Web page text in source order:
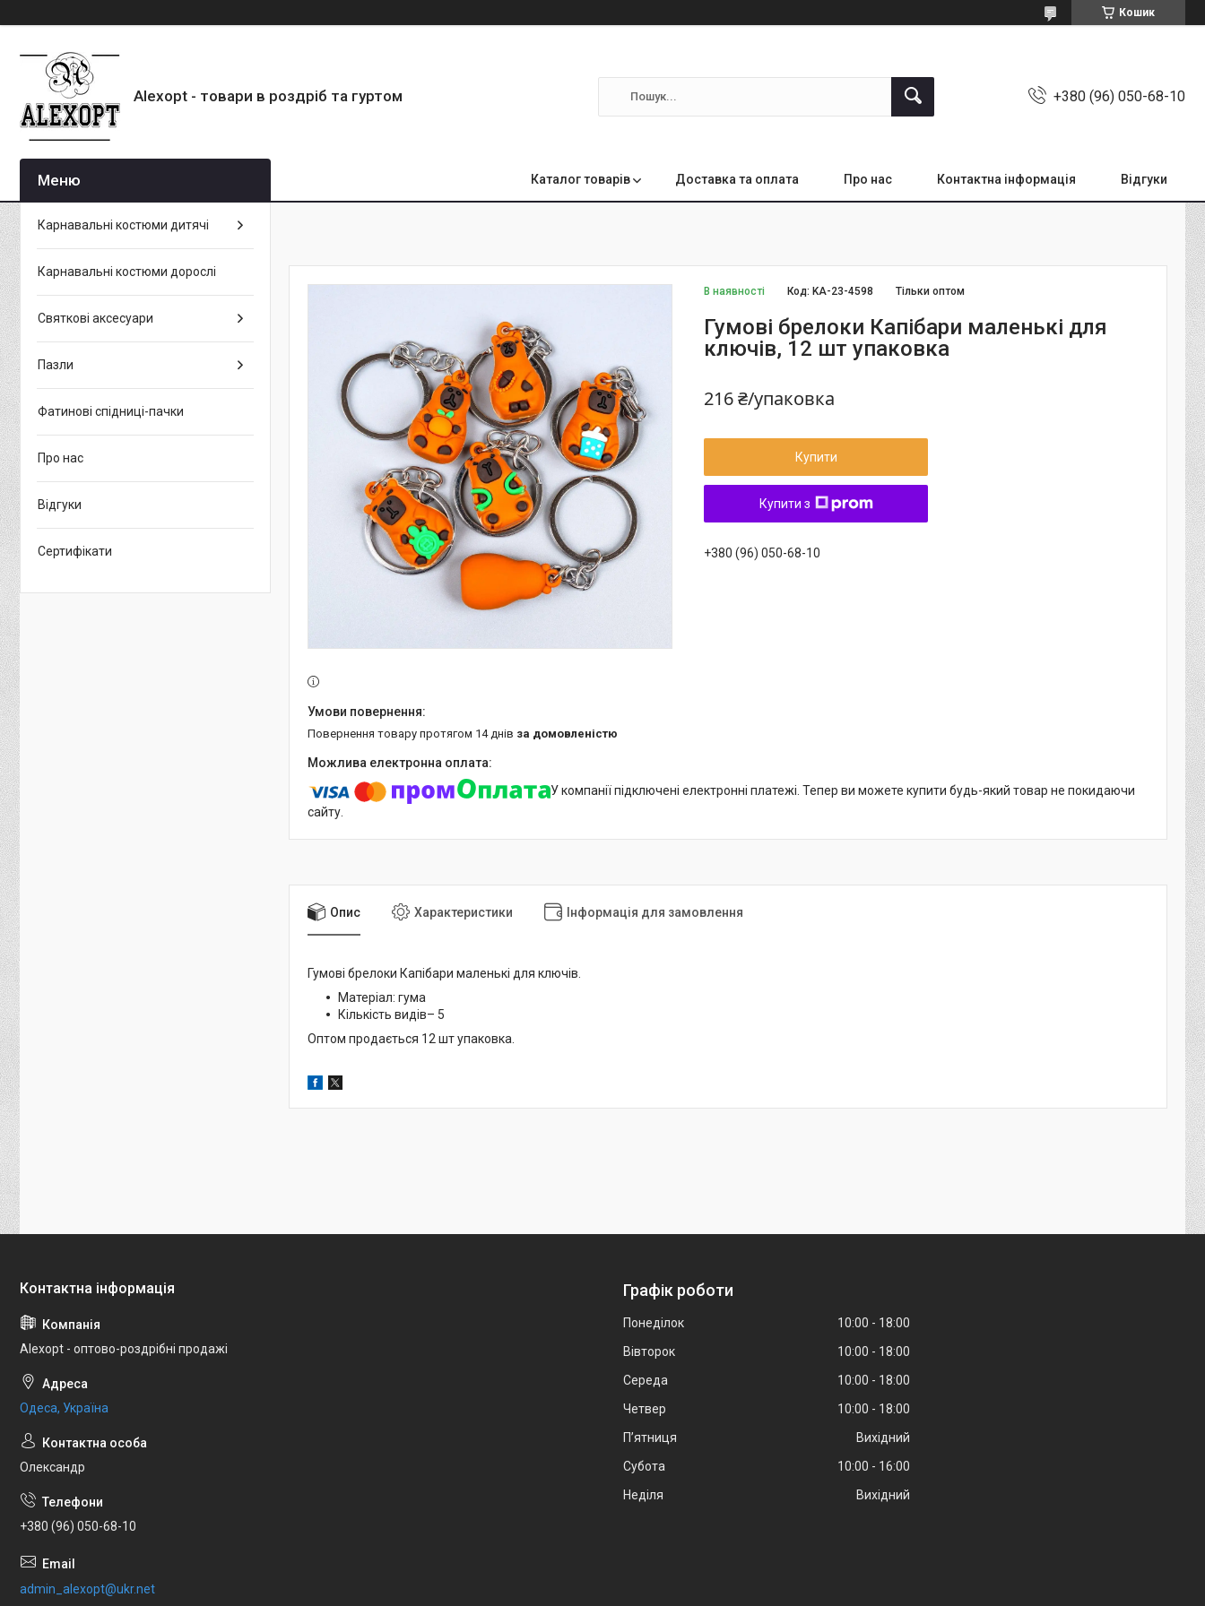
Кошик
Alexopt - товари в роздріб та гуртом +380 (96) 050-68-10
Каталог товарів Доставка та оплата Про нас Контактна інформація Відгуки
В наявності Тільки оптом
Код: KA-23-4598
Гумові брелоки Капібари маленькі для
ключів, 12 шт упаковка
216 ₴/упаковка
Купити
Купити з
+380 (96) 050-68-10
повернення товару протягом 14 днів за домовленістю
У компанії підключені електронні платежі. Тепер ви можете купити будь-який товар не покидаючи
сайту.
Опис Характеристики Інформація для замовлення
Гумові брелоки Капібари маленькі для ключів.
Матеріал: гума
Кількість видів– 5
Оптом продається 12 шт упаковка.
Карнавальні костюми дитячі
Карнавальні костюми дорослі
Святкові аксесуари
Пазли
Фатинові спідниці-пачки
Про нас
Відгуки
Сертифікати
Alexopt - оптово-роздрібні продажі
Одеса, Україна
Олександр
+380 (96) 050-68-10
admin_alexopt@ukr.net
Графік роботи
Понеділок 10:00
18:00
Вівторок
10:00
18:00
Середа
10:00
18:00
Четвер
10:00
18:00
Пʼятниця
Вихідний
Субота
10:00
16:00
Неділя
Вихідний